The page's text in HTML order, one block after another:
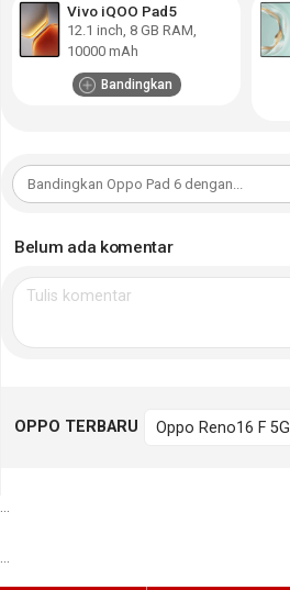
Vivo iQOO Pad5
12.1 inch, 8 GB RAM
10000 mAh
Bandingkan
Belum ada komentar
OPPO TERBARU Oppo Reno16 F 5G